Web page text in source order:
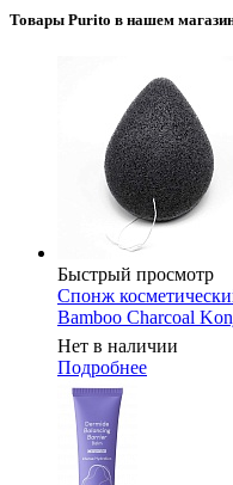
Товары Purito в нашем
Быстрый просмотр
Спонж
Bamboo Charcoal
Нет в наличии
Подробнее